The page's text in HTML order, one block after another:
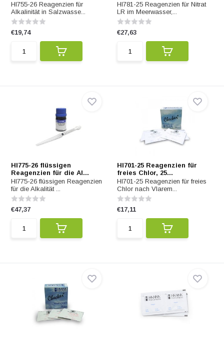
HI755-26 Reagenzien für
Alkalinität in Salzwasse...
€19,74
HI781-25 Reagenzien für Nitrat
LR im Meerwasser,...
€27,63
HI775-26 flüssigen
Reagenzien für die Al...
HI775-26 flüssigen Reagenzien
für die Alkalität ...
€47,37
HI701-25 Reagenzien für
freies Chlor, 25...
HI701-25 Reagenzien für freies
Chlor nach Vlarem...
€17,11